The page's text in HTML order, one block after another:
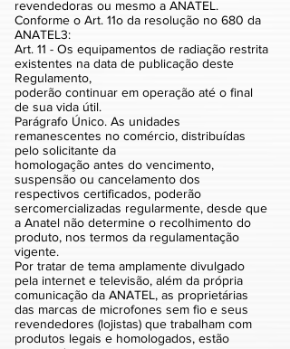
revendedoras ou mesmo a ANATEL.
Conforme o Art. 11o da resolução no 680 da
ANATEL3:
Art. 11 - Os equipamentos de radiação restrita
existentes na data de publicação deste
Regulamento,
poderão continuar em operação até o final
de sua vida útil.
Parágrafo Único. As unidades
remanescentes no comércio, distribuídas
pelo solicitante da
homologação antes do vencimento,
suspensão ou cancelamento dos
respectivos certificados, poderão
sercomercializadas regularmente, desde que
a Anatel não determine o recolhimento do
produto, nos termos da regulamentação
vigente.
Por tratar de tema amplamente divulgado
pela internet e televisão, além da própria
comunicação da ANATEL, as proprietárias
das marcas de microfones sem fio e seus
revendedores (lojistas) que trabalham com
produtos legais e homologados, estão